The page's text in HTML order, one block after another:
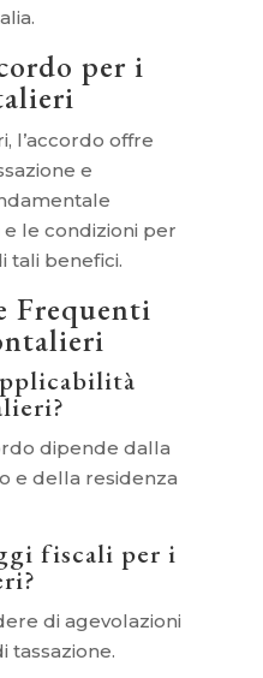
per i
l’accordo offre
e
le condizioni per
tali benefici.
Frequenti
dipende dalla
e della residenza
fiscali per i
di agevolazioni
tassazione.